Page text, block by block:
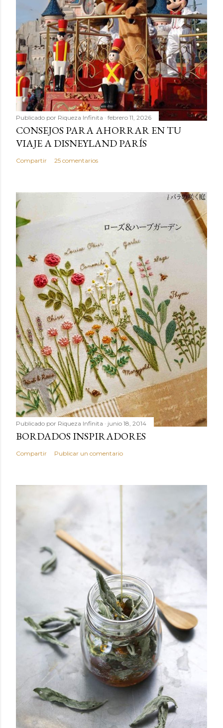
Publicado por Riqueza Infinita febrero 11, 2026
CONSEJOS PARA AHORRAR EN TU
VIAJE A DISNEYLAND PARÍS
Compartir 25 comentarios
Publicado por Riqueza Infinita junio 18, 2014
BORDADOS INSPIRADORES
Compartir Publicar un comentario